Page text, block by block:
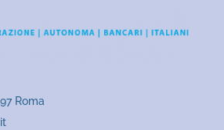
Roma